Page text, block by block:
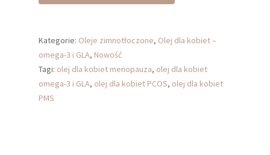
Kategorie: Oleje zimnotłoczone, Olej dla kobiet –
omega-3 i GLA, Nowość
Tagi: olej dla kobiet menopauza, olej dla kobiet
omega-3 i GLA, olej dla kobiet PCOS, olej dla kobiet
PMS